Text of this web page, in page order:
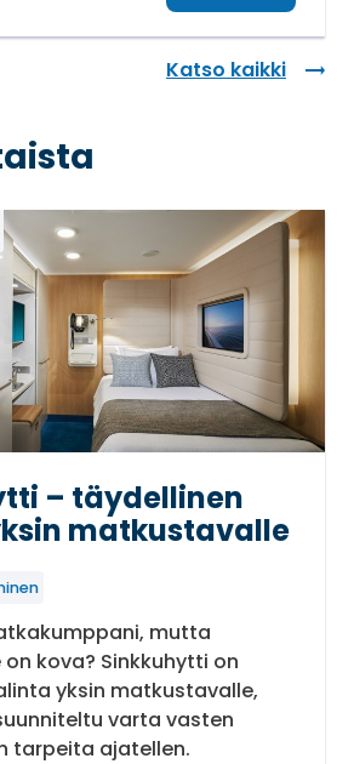
Katso kaikki
– täydellinen
matkustavalle
mutta
kova? Sinkkuhytti on
yksin matkustavalle,
varta vasten
tarpeita ajatellen.